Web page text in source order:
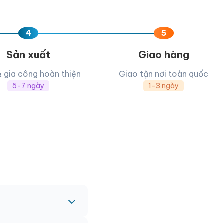
4
Sản xuất
gia công hoàn thiện
5-7 ngày
5
Giao hàng
Giao tận nơi toàn quốc
1-3 ngày